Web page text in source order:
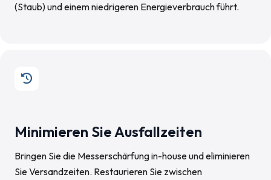
(Staub) und einem niedrigeren Energieverbrauch führt.
Minimieren Sie Ausfallzeiten
Bringen Sie die Messerschärfung in-house und eliminieren
Sie Versandzeiten. Restaurieren Sie zwischen